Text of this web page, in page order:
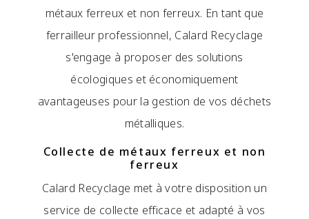
métaux ferreux et non ferreux. En tant que
ferrailleur professionnel, Calard Recyclage
s'engage à proposer des solutions
écologiques et économiquement
avantageuses pour la gestion de vos déchets
métalliques.
Collecte de métaux ferreux et non
ferreux
Calard Recyclage met à votre disposition un
service de collecte efficace et adapté à vos